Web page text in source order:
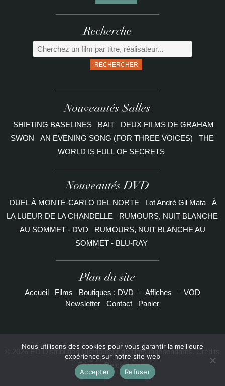
Recherche
RECHERCHER
Nouveautés Salles
SHIFTING BASELINES BAIT
DEUX FILMS DE GRAHAM
SWON
AN EVENING SONG (FOR THREE VOICES)
THE
WORLD IS FULL OF SECRETS
Nouveautés DVD
DUEL À MONTE-CARLO DEL NORTE Lot André Gil Mata
À
LA LUEUR DE LA CHANDELLE
RUMOURS, NUIT BLANCHE
AU SOMMET - DVD
RUMOURS, NUIT BLANCHE AU
SOMMET - BLU-RAY
Plan du site
Accueil Films Boutiques : DVD – Affiches
– VOD
Newsletter
Contact Panier
© 2026 ED Distribution Distributeur de films indépendants. Crédits
: Etienne Delcambre
Nous utilisons des cookies pour vous garantir la meilleure
expérience sur notre site web
Accepter
Refuser